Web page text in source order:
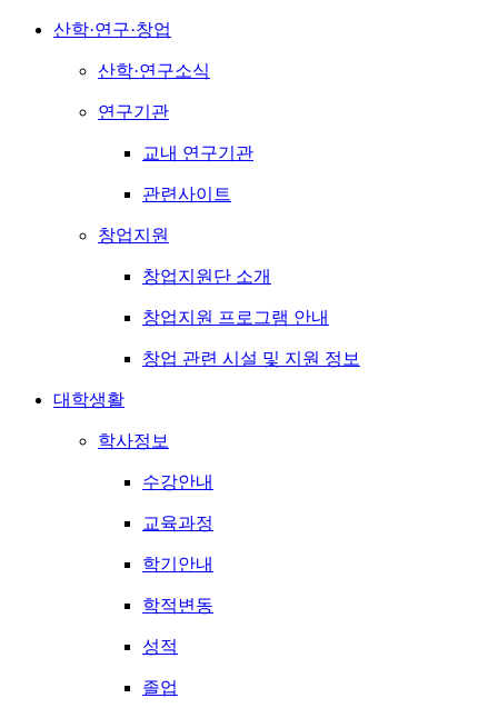
산학·연구·창업
산학·연구소식
연구기관
교내 연구기관
관련사이트
창업지원
창업지원단 소개
창업지원 프로그램 안내
창업 관련 시설 및 지원 정보
대학생활
학사정보
수강안내
교육과정
학기안내
학적변동
성적
졸업